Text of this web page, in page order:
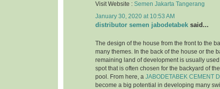
Visit Website : Semen Jakarta Tangerang
January 30, 2020 at 10:53 AM
distributor semen jabodetabek said...
The design of the house from the front to the
many themes. In the back of the house or the
remaining land of development is usually
spot that is often chosen for the backyard of
pool. From here, a JABODETABEK CEMENT
become a big potential in developing many